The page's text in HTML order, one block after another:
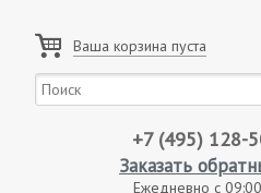
Ваша корзина пуста
+7 (495) 128-
Заказать
Ежедневно с